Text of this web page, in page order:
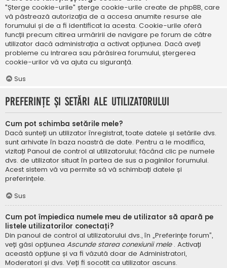
"Șterge cookie-urile" șterge cookie-urile create de phpBB, care
vă păstrează autorizația de a accesa anumite resurse ale
forumului și de a fi identificat la acesta. Cookie-urile oferă
funcții precum citirea urmăririi de navigare pe forum de către
utilizator dacă administrația a activat opțiunea. Dacă aveți
probleme cu intrarea sau părăsirea forumului, ștergerea
cookie-urilor vă va ajuta cu siguranță.
Sus
Preferințe și setări ale utilizatorului
Cum pot schimba setările mele?
Dacă sunteți un utilizator înregistrat, toate datele și setările dvs.
sunt arhivate în baza noastră de date. Pentru a le modifica,
vizitați Panoul de control al utilizatorului; făcând clic pe numele
dvs. de utilizator situat în partea de sus a paginilor forumului.
Acest sistem vă va permite să vă schimbați datele și
preferințele.
Sus
Cum pot împiedica numele meu de utilizator să apară pe
listele utilizatorilor conectați?
Din panoul de control al utilizatorului dvs., în „Preferințe forum”,
veți găsi opțiunea Ascunde starea conexiunii mele . Activați
această opțiune și va fi văzută doar de Administratori,
Moderatori și dvs. Veți fi socotit ca utilizator ascuns.